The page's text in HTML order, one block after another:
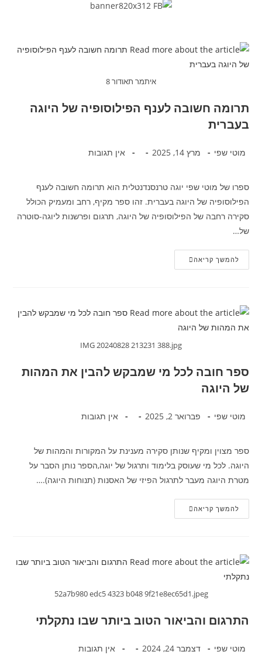
איתמר תאודור 8
תרומה חשובה לענף הפילוסופיה של היוגה
בעברית
מוטי שפי מרץ 14, 2025 אין תגובות
ספרו של מוטי שפי יוגה טרנסנדנטלית הוא תרומה חשובה לענף
הפילוסופיה של היוגה בעברית. זהו ספר מקיף, רחב ומעמיק הכולל
סקירה רחבה של הפילוסופיה של היוגה, תרגום ופרשנות ליוגה-סוטרה
של…
להמשך קריאה
IMG 20240828 213231 388.jpg
ספר חובה לכל מי שמבקש להבין את המהות
של היוגה
מוטי שפי פברואר 2, 2025 אין תגובות
ספר מצוין ומקיף שנותן סקירה מענינת על המקורות והמהות של
היוגה. לכל מי שעוסק בלימוד ותרגול של יוגה,הספר נותן הסבר על
מטרת היוגה מעבר לתרגול הפיזי של האסנות (תנוחות היוגה).…
להמשך קריאה
52a7b980 edc5 4323 b048 9f21e8ec65d1.jpeg
התרגום והביאור הטוב ביותר שבו נתקלתי
מוטי שפי דצמבר 24, 2024 אין תגובות